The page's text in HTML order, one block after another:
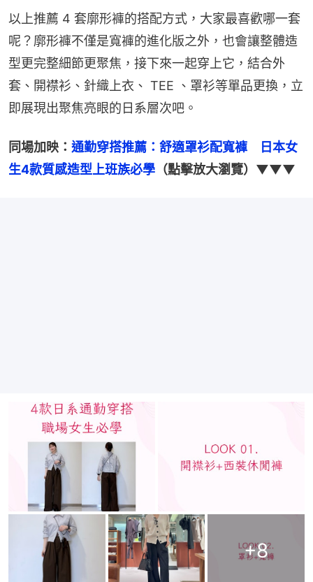
以上推薦 4 套廓形褲的搭配方式，大家最喜歡哪一套
呢？廓形褲不僅是寬褲的進化版之外，也會讓整體造
型更完整細節更聚焦，接下來一起穿上它，結合外
套、開襟衫、針織上衣、 TEE 、罩衫等單品更換，立
即展現出聚焦亮眼的日系層次吧。
同場加映： 通勤穿搭推薦：舒適罩衫配寬褲　日本女
生4款質感造型上班族必學 （點擊放大瀏覽）▼▼▼
+8